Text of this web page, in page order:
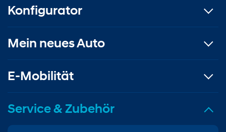
Konfigurator
Mein neues Auto
E-Mobilität
Service & Zubehör